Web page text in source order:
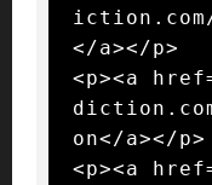
</a></p>
<p><a
on</a></p>
<p><a